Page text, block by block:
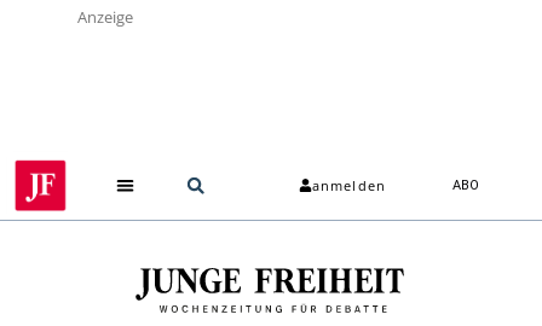
Anzeige
anmelden ABO